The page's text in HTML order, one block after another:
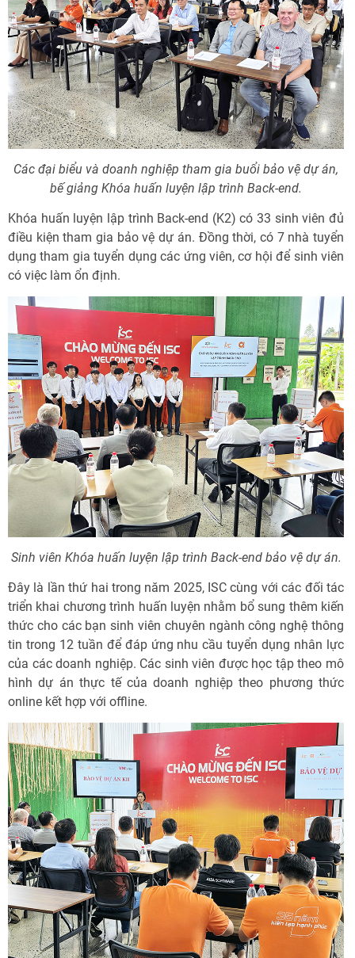
Các đại biểu và doanh nghiệp tham gia buổi bảo vệ dự án,
bế giảng Khóa huấn luyện lập trình Back-end.
Khóa huấn luyện lập trình Back-end (K2) có 33 sinh viên đủ
điều kiện tham gia bảo vệ dự án. Đồng thời, có 7 nhà tuyển
dụng tham gia tuyển dụng các ứng viên, cơ hội để sinh viên
có việc làm ổn định.
Sinh viên Khóa huấn luyện lập trình Back-end bảo vệ dự án.
Đây là lần thứ hai trong năm 2025, ISC cùng với các đối tác
triển khai chương trình huấn luyện nhằm bổ sung thêm kiến
thức cho các bạn sinh viên chuyên ngành công nghệ thông
tin trong 12 tuần để đáp ứng nhu cầu tuyển dụng nhân lực
của các doanh nghiệp. Các sinh viên được học tập theo mô
hình dự án thực tế của doanh nghiệp theo phương thức
online kết hợp với offline.